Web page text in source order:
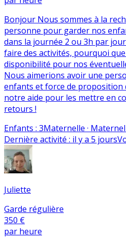
Bonjour Nous sommes à la
personne pour garder nos
dans la journée 2 ou 3h par
faire des activités, pourquoi
disponibilité pour nos
Nous aimerions avoir une
enfants et force de proposition
notre aide pour les mettre en
retours !
Enfants : 3Maternelle ·
Dernière activité : il y a 5 jours
Juliette
Garde régulière
350 €
par heure